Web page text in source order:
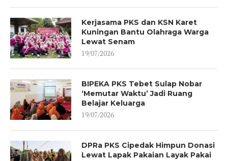
Kerjasama PKS dan KSN Karet
Kuningan Bantu Olahraga Warga
Lewat Senam
19/07/2026
BIPEKA PKS Tebet Sulap Nobar
‘Memutar Waktu’ Jadi Ruang
Belajar Keluarga
19/07/2026
DPRa PKS Cipedak Himpun Donasi
Lewat Lapak Pakaian Layak Pakai